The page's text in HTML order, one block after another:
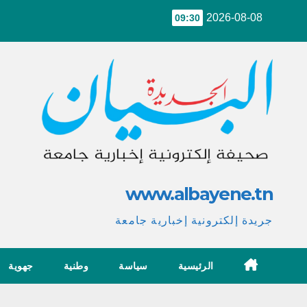
2026-08-08
09:30
www.albayene.tn
جريدة إلكترونية إخبارية جامعة
الرئيسية سياسة وطنية جهوية